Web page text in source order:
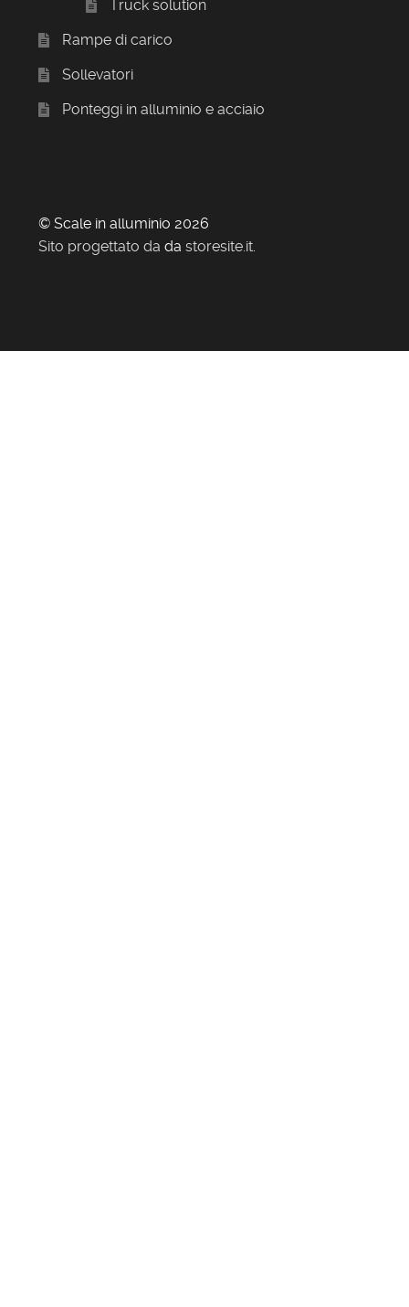
Truck solution
Rampe di carico
Sollevatori
Ponteggi in alluminio e acciaio
© Scale in alluminio 2026
Sito progettato da da storesite.it.